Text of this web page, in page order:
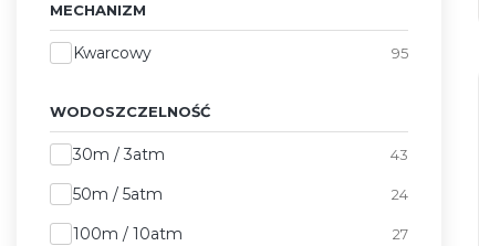
MECHANIZM
Mechanizm
Kwarcowy 95
WODOSZCZELNOŚĆ
Wodoszczelność
30m / 3atm 43
50m / 5atm 24
100m / 10atm 27